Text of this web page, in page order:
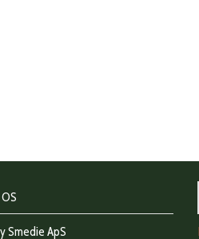
Smedie ApS